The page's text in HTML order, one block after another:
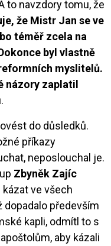
to navzdory tomu, že
že Mistr Jan se ve
téměř zcela na
byl vlastně
myslitelů.
názory zaplatil
do důsledků.
příkazy
neposlouchal je.
Zbyněk Zajíc
ve všech
dopadalo především
kapli, odmítl to s
aby kázali